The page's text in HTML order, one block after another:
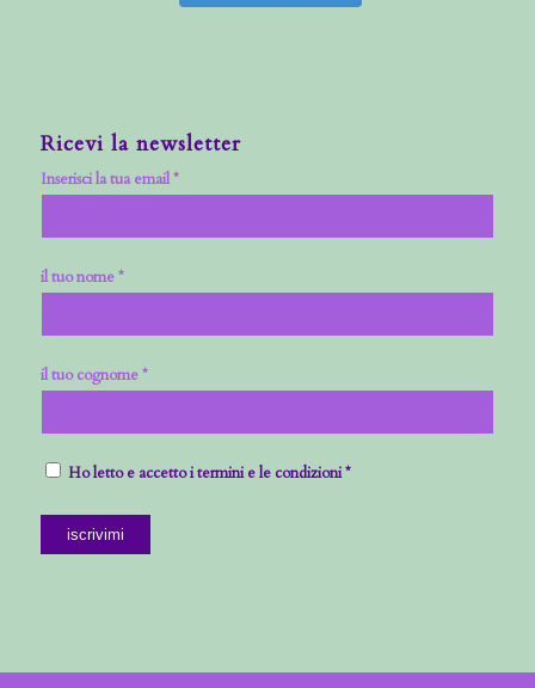
Ricevi la newsletter
Inserisci la tua email *
il tuo nome *
il tuo cognome *
Ho letto e accetto i termini e le condizioni *